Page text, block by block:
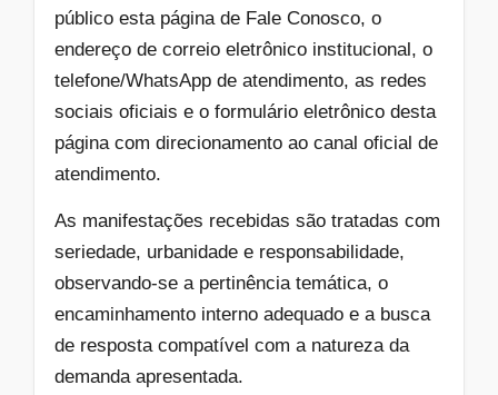
público esta página de Fale Conosco, o
endereço de correio eletrônico institucional, o
telefone/WhatsApp de atendimento, as redes
sociais oficiais e o formulário eletrônico desta
página com direcionamento ao canal oficial de
atendimento.
As manifestações recebidas são tratadas com
seriedade, urbanidade e responsabilidade,
observando-se a pertinência temática, o
encaminhamento interno adequado e a busca
de resposta compatível com a natureza da
demanda apresentada.